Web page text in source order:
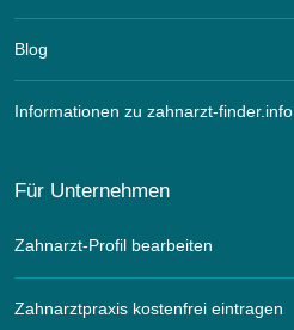
Blog
Informationen zu zahnarzt-finder.info
Für Unternehmen
Zahnarzt-Profil bearbeiten
Zahnarztpraxis kostenfrei eintragen